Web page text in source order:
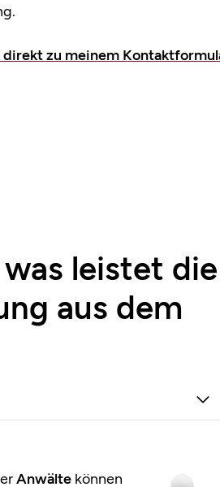
direkt zu meinem
leistet die
aus dem
Anwälte können